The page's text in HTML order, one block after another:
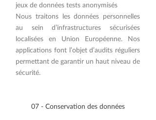
jeux de données tests anonymisés
Nous traitons les données personnelles
au sein d’infrastructures sécurisées
localisées en Union Européenne. Nos
applications font l’objet d’audits réguliers
permettant de garantir un haut niveau de
sécurité.
​07 - Conservation des données